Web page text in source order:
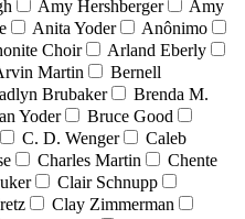
Amy Hershberger
Amy
Anita Yoder
Anônimo
Choir
Arland Eberly
Martin
Bernell
Brubaker
Brenda M.
Yoder
Bruce Good
C. D. Wenger
Caleb
Charles Martin
Chente
Clair Schnupp
Clay Zimmerman